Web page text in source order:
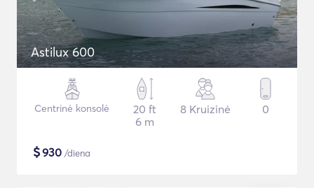
Astilux 600
Centrinė konsolė
20 ft
6 m
8 Kruizinė 0
$930 /diena